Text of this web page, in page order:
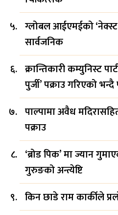
ग्लोबल आईएमईको
सार्वजनिक
क्रान्तिकारी कम्युनिस्ट
पुर्जी’ पक्राउ गरिएको भन्दै
पाल्पामा अवैध
पक्राउ
‘ब्रोड पिक’ मा ज्यान
गुरुङको अन्त्येष्टि
किन छाडे राम कार्कीले